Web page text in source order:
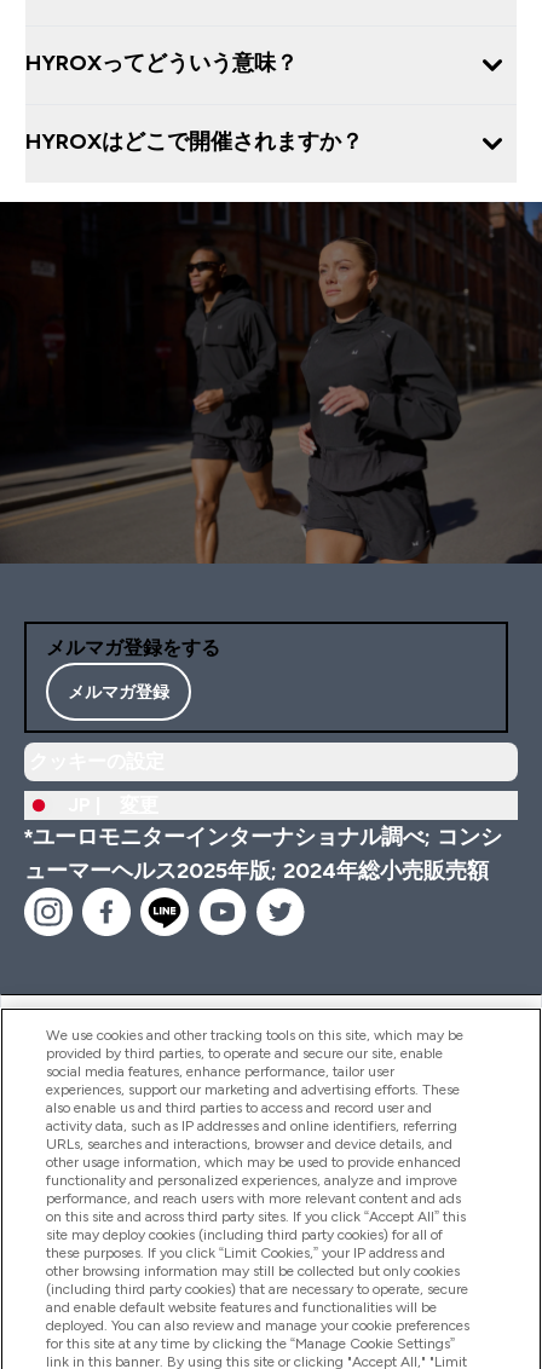
HYROXってどういう意味？
HYROXはどこで開催されますか？
メルマガ登録をする
メルマガ登録
*ユーロモニターインターナショナル調べ; コンシ
ューマーヘルス2025年版; 2024年総小売販売額
ヘルプ＆ガイド
商品について
会社概要
特典＆ポイント
2026 The Hut.com Ltd
We use cookies and other tracking tools on this site, which may be
provided by third parties, to operate and secure our site, enable
social media features, enhance performance, tailor user
experiences, support our marketing and advertising efforts. These
also enable us and third parties to access and record user and
activity data, such as IP addresses and online identifiers, referring
URLs, searches and interactions, browser and device details, and
other usage information, which may be used to provide enhanced
functionality and personalized experiences, analyze and improve
performance, and reach users with more relevant content and ads
on this site and across third party sites. If you click “Accept All” this
site may deploy cookies (including third party cookies) for all of
these purposes. If you click “Limit Cookies,” your IP address and
other browsing information may still be collected but only cookies
(including third party cookies) that are necessary to operate, secure
and enable default website features and functionalities will be
deployed. You can also review and manage your cookie preferences
for this site at any time by clicking the “Manage Cookie Settings”
link in this banner. By using this site or clicking "Accept All," "Limit